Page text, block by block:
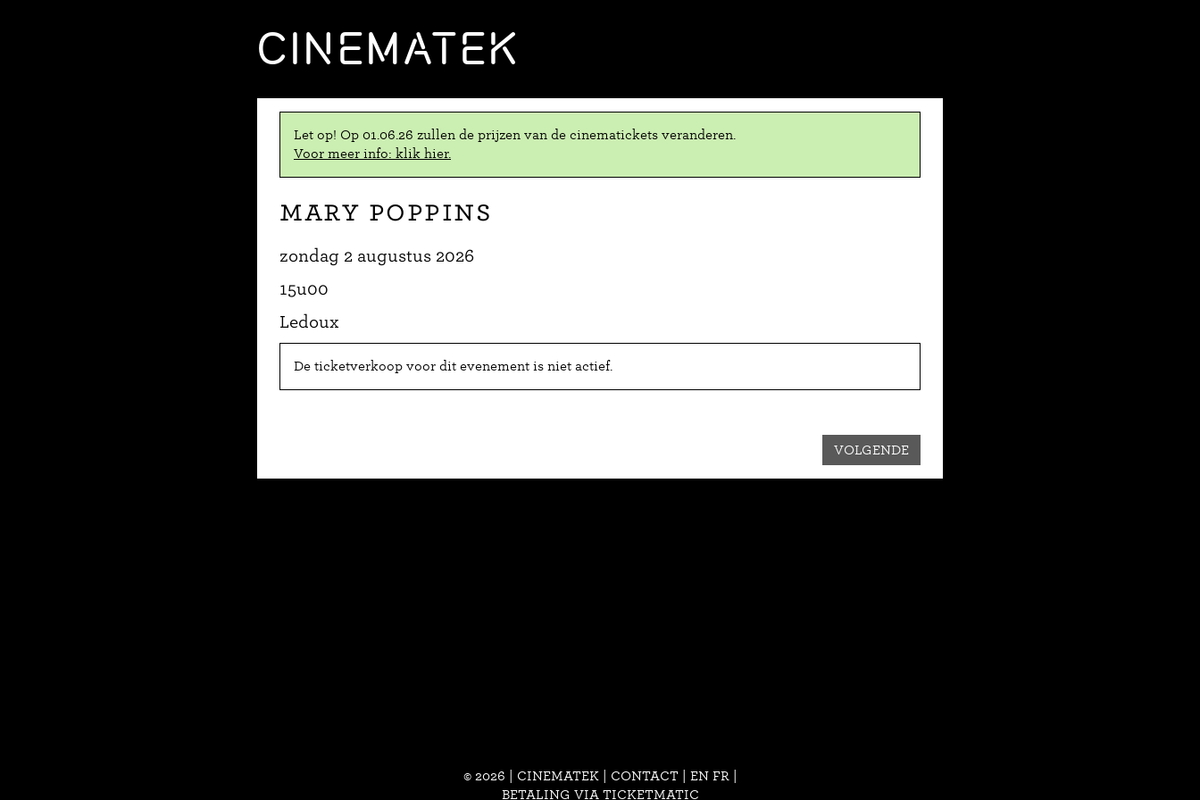
CINEMATEK
Let op! Op 01.06.26 zullen de prijzen van de cinematickets veranderen.
Voor meer info: klik hier.
Mary Poppins
zondag 2 augustus 2026
15u00
Ledoux
De ticketverkoop voor dit evenement is niet actief.
VOLGENDE
© 2026 | CINEMATEK | CONTACT| EN FR
BETALING VIA TICKETMATIC